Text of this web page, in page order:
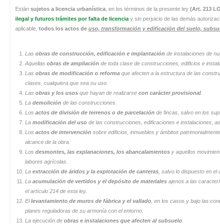
Están sujetos a licencia urbanística , en los términos de la presente ley (Art. 213
ilegal y futuros trámites por falta de licencia y sin perjuicio de las demás
aplicable, todos los actos de uso, transformación y edificación del suelo,
Las obras de construcción, edificación e implantación de instalaciones de
Aquellas obras de ampliación de toda clase de construcciones, edificios e
Las obras de modificación o reforma que afecten a la estructura de las
clases, cualquiera que sea su uso.
Las obras y los usos que hayan de realizarse con carácter provisional
La demolición de las construcciones.
Los actos de división de terrenos o de parcelación de fincas, salvo en los
La modificación del uso de las construcciones, edificaciones e instalaciones,
Los actos de intervención sobre edificios, inmuebles y ámbitos
alcance de la obra.
Los desmontes, las explanaciones, los abancalamientos y aquellos
labores agrícolas.
La extracción de áridos y la explotación de canteras , salvo lo dispuesto en
La acumulación de vertidos y el depósito de materiales ajenos a las
el artículo 214 de esta ley.
Ellevantamiento de muros de fábrica y el vallado , en los casos y bajo las
planes reguladoras de su armonía con el entorno.
La ejecución de obras e instalaciones que afecten al subsuelo